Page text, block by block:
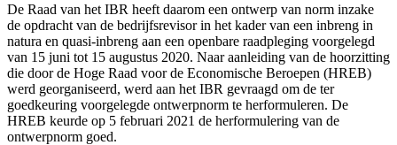
De Raad van het IBR heeft daarom een ontwerp van norm inzake
de opdracht van de bedrijfsrevisor in het kader van een inbreng in
natura en quasi-inbreng aan een openbare raadpleging voorgelegd
van 15 juni tot 15 augustus 2020. Naar aanleiding van de hoorzitting
die door de Hoge Raad voor de Economische Beroepen (HREB)
werd georganiseerd, werd aan het IBR gevraagd om de ter
goedkeuring voorgelegde ontwerpnorm te herformuleren. De
HREB keurde op 5 februari 2021 de herformulering van de
ontwerpnorm goed.